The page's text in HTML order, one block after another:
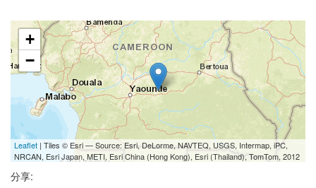
+
−
Leaflet | Tiles © Esri — Source: Esri, DeLorme, NAVTEQ, USGS, Intermap, iPC,
NRCAN, Esri Japan, METI, Esri China (Hong Kong), Esri (Thailand), TomTom, 2012
分享: